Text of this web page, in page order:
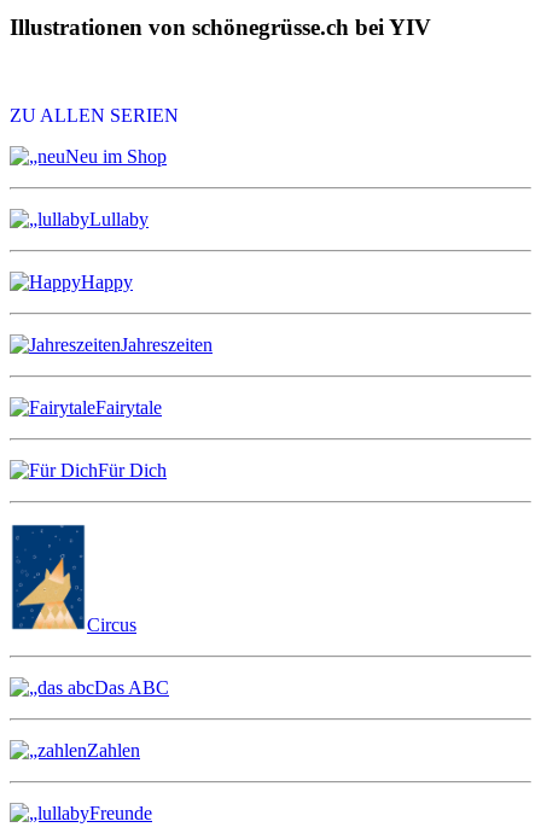
Illustrationen von schönegrüsse.ch bei YIV
ZU ALLEN SERIEN
Neu im Shop
Lullaby
Happy
Jahreszeiten
Fairytale
Für Dich
Circus
Das ABC
Zahlen
Freunde